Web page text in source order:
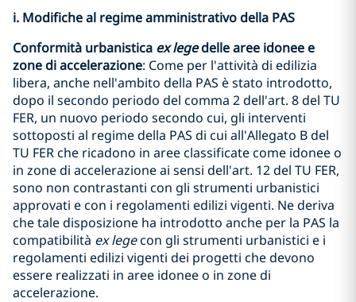
i. Modifiche al regime amministrativo della PAS
Conformità urbanistica ex legedelle aree idonee e
zone di accelerazione: Come per l'attività di edilizia
libera, anche nell'ambito della PAS è stato introdotto,
dopo il secondo periodo del comma 2 dell'art. 8 del TU
FER, un nuovo periodo secondo cui, gli interventi
sottoposti al regime della PAS di cui all'Allegato B del
TU FER che ricadono in aree classificate come idonee o
in zone di accelerazione ai sensi dell'art. 12 del TU FER,
sono non contrastanti con gli strumenti urbanistici
approvati e con i regolamenti edilizi vigenti. Ne deriva
che tale disposizione ha introdotto anche per la PAS la
compatibilità ex legecon gli strumenti urbanistici e i
regolamenti edilizi vigenti dei progetti che devono
essere realizzati in aree idonee o in zone di
accelerazione.